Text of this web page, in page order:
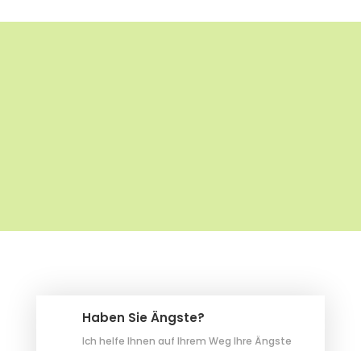
Haben Sie Ängste?
Ich helfe Ihnen auf Ihrem Weg Ihre Ängste